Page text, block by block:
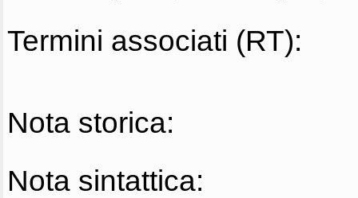
Termini associati (RT):
Nota storica:
Nota sintattica: